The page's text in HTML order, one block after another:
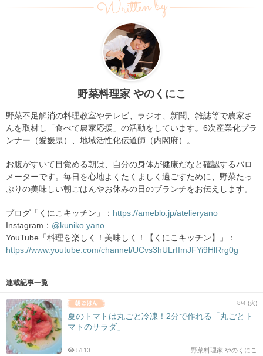
Written by
野菜料理家 やのくにこ
野菜不足解消の料理教室やテレビ、ラジオ、新聞、雑誌等で農家さ
んを取材し「食べて農家応援」の活動をしています。6次産業化プラ
ンナー（愛媛県）、地域活性化伝道師（内閣府）。
お腹がすいて目覚める朝は、自分の身体が健康だなと確認するバロ
メーターです。毎日を心地よくたくましく過ごすために、野菜たっ
ぷりの美味しい朝ごはんやお休みの日のブランチをお伝えします。
ブログ「くにこキッチン」： https://ameblo.jp/atelieryano
Instagram： @kuniko.yano
YouTube「料理を楽しく！美味しく！【くにこキッチン】」：
https://www.youtube.com/channel/UCvs3hULrfImJFYi9HlRrg0g
連載記事一覧
8/4 (火)
夏のトマトは丸ごと冷凍！2分で作れる「丸ごとト
マトのサラダ」
野菜料理家 やのくにこ
5113